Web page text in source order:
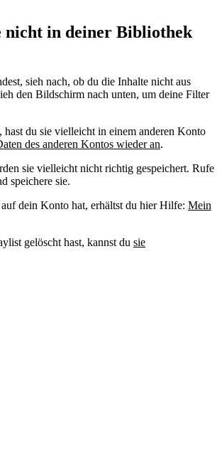
nicht in deiner Bibliothek
sieh nach, ob du die Inhalte nicht aus
den Bildschirm nach unten, um deine Filter
du sie vielleicht in einem anderen Konto
des anderen Kontos wieder an.
sie vielleicht nicht richtig gespeichert. Rufe
speichere sie.
dein Konto hat, erhältst du hier Hilfe: Mein
gelöscht hast, kannst du sie